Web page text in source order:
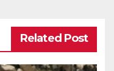
Related Post